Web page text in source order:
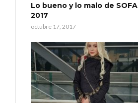
Lo bueno y lo malo de SOFA
2017
octubre 17, 2017